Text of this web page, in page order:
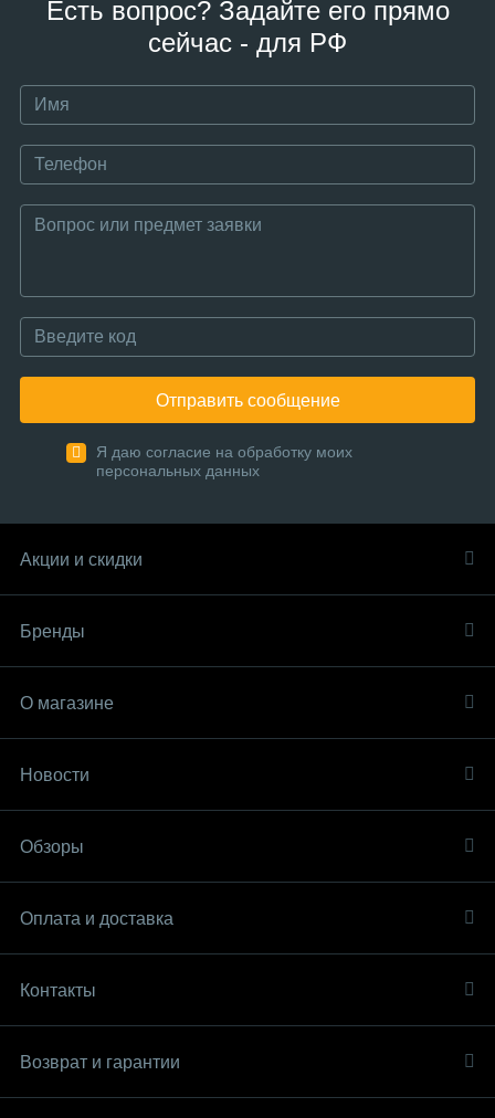
Есть вопрос? Задайте его прямо
сейчас - для РФ
Отправить сообщение
Я даю согласие на обработку моих
персональных данных
Акции и скидки
Бренды
О магазине
Новости
Обзоры
Оплата и доставка
Контакты
Возврат и гарантии